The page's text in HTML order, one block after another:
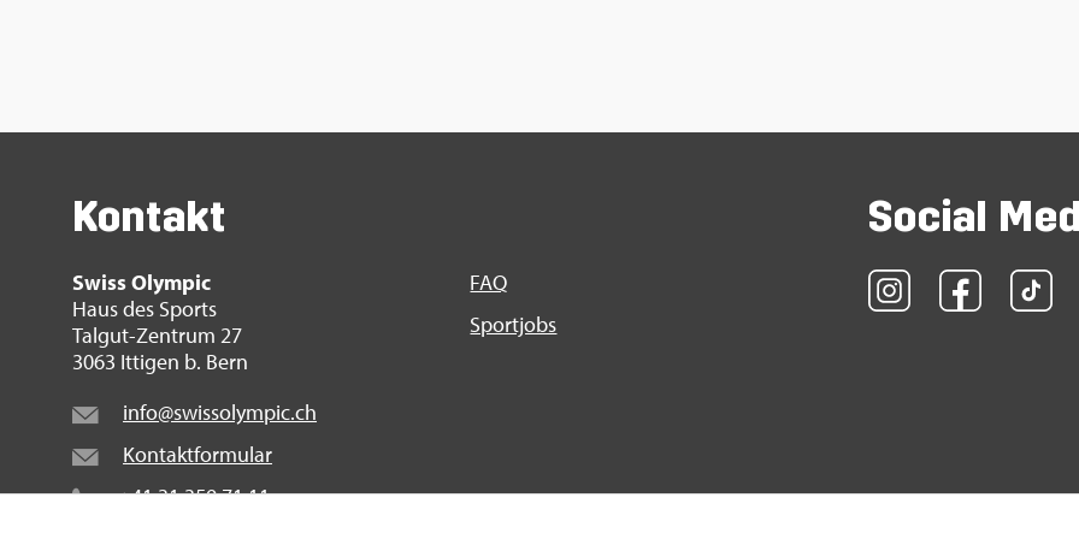
Kon­takt
Swiss Olym­pic
Haus des Sports
Tal­gut-Zen­trum 27
3063 It­ti­gen b. Bern
info@​swi​ssol​ympi​c.​ch
Kon­takt­for­mu­lar
+41 31 359 71 11
FAQ
Sport­jobs
So­ci­al